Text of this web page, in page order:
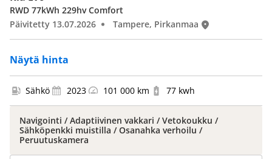
Näytä hinta
RWD 77kWh 229hv Comfort
Päivitetty 13.07.2026
Tampere, Pirkanmaa
Sähkö 2023 101 000 km 77 kwh
Navigointi / Adaptiivinen vakkari / Vetokoukku /
Sähköpenkki muistilla / Osanahka verhoilu /
Peruutuskamera